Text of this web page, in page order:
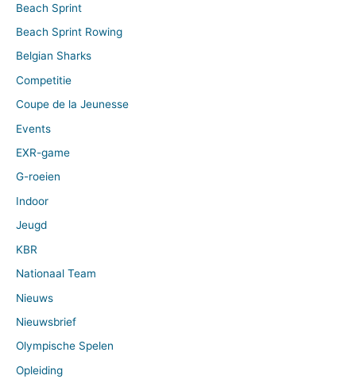
Beach Sprint
Beach Sprint Rowing
Belgian Sharks
Competitie
Coupe de la Jeunesse
Events
EXR-game
G-roeien
Indoor
Jeugd
KBR
Nationaal Team
Nieuws
Nieuwsbrief
Olympische Spelen
Opleiding